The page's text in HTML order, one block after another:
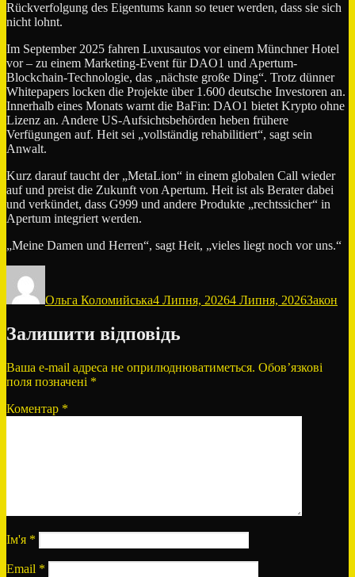
Rückverfolgung des Eigentums kann so teuer werden, dass sie sich
nicht lohnt.
Im September 2025 fahren Luxusautos vor einem Münchner Hotel
vor – zu einem Marketing-Event für DAO1 und Apertum-
Blockchain-Technologie, das „nächste große Ding“. Trotz dünner
Whitepapers locken die Projekte über 1.600 deutsche Investoren an.
Innerhalb eines Monats warnt die BaFin: DAO1 bietet Krypto ohne
Lizenz an. Andere US-Aufsichtsbehörden heben frühere
Verfügungen auf. Heit sei „vollständig rehabilitiert“, sagt sein
Anwalt.
Kurz darauf taucht der „MetaLion“ in einem globalen Call wieder
auf und preist die Zukunft von Apertum. Heit ist als Berater dabei
und verkündet, dass G999 und andere Produkte „rechtssicher“ in
Apertum integriert werden.
„Meine Damen und Herren“, sagt Heit, „vieles liegt noch vor uns.“
Ольга Коломийська4 Липня, 20264 Липня, 2026Закон
Залишити відповідь
Ваша e-mail адреса не оприлюднюватиметься. Обов’язкові
поля позначені *
Коментар *
Ім'я *
Email *